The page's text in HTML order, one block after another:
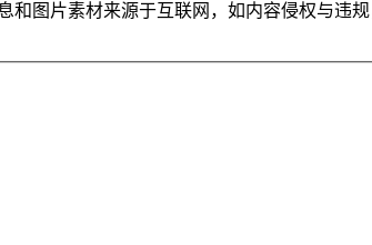
和图片素材来源于互联网，如内容侵权与违